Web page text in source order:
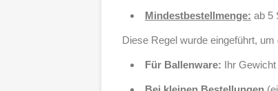
Mindestbestellmenge: ab 5
Diese Regel wurde eingeführt,
Für Ballenware: Ihr